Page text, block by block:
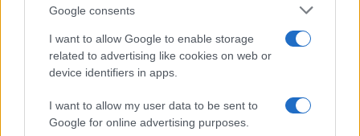
Google consents
I want to allow Google to enable storage
related to advertising like cookies on web or
device identifiers in apps.
I want to allow my user data to be sent to
Google for online advertising purposes.
Η αρχηγός της Εναλλακτικής για τη Γερμανία είχε
των Ελευθέρων στο εκλογικό "πάρτι" τους το
βράδυ του δεύτερου γύρου των αυστριακών
προεδρικών εκλογών στις 22 Μαίου, στις οποίες
είχε χάσει οριακά έναντι του αντιπάλου του, του
υποψήφιου των Πράσινων Αλεξάντερ Βαν ντερ